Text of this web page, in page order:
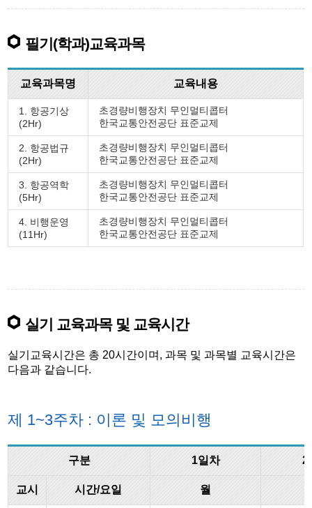
필기(학과)교육과목
교육과목명 교육내용
1. 항공기상
(2Hr)
초경량비행장치 무인멀티콥터
한국교통안전공단 표준교제
2. 항공법규
(2Hr)
초경량비행장치 무인멀티콥터
한국교통안전공단 표준교제
3. 항공역학
(5Hr)
초경량비행장치 무인멀티콥터
한국교통안전공단 표준교제
4. 비행운영
(11Hr)
초경량비행장치 무인멀티콥터
한국교통안전공단 표준교제
실기 교육과목 및 교육시간
실기교육시간은 총 20시간이며, 과목 및 과목별 교육시간은
다음과 같습니다.
제 1~3주차 : 이론 및 모의비행
구분 1일차 2
교시 시간/요일 월